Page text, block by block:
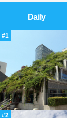
Daily